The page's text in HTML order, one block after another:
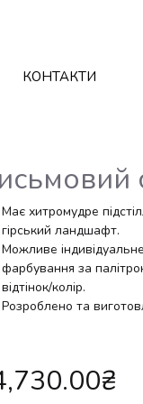
Текстиль
Декор
Вуличні меблі
Системи
Стелажі
Дзеркала
КОНТАКТИ
Має хитромудре
гірський ландшафт.
Можливе
фарбування за
відтінок/колір.
Розроблено та
₴